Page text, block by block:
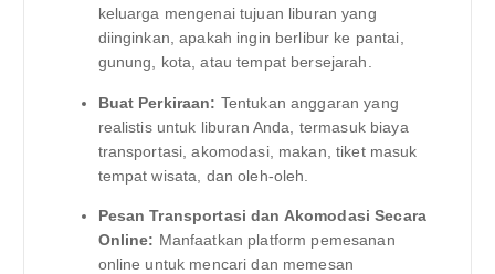
keluarga mengenai tujuan liburan yang
diinginkan, apakah ingin berlibur ke pantai,
gunung, kota, atau tempat bersejarah.
Buat Perkiraan: Tentukan anggaran yang
realistis untuk liburan Anda, termasuk biaya
transportasi, akomodasi, makan, tiket masuk
tempat wisata, dan oleh-oleh.
Pesan Transportasi dan Akomodasi Secara
Online: Manfaatkan platform pemesanan
online untuk mencari dan memesan